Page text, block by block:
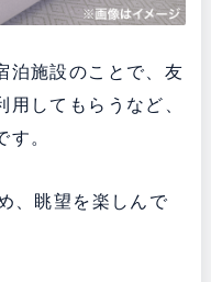
泊施設のことで、友
用してもらうなど、
す。
、眺望を楽しんで